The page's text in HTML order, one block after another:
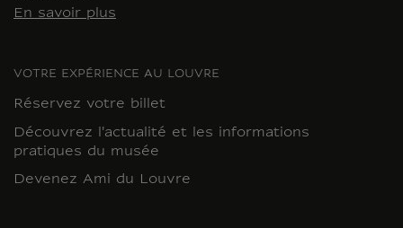
En savoir plus
VOTRE EXPÉRIENCE AU LOUVRE
Réservez votre billet
Découvrez l'actualité et les informations
pratiques du musée
Devenez Ami du Louvre